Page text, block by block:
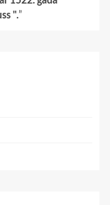
".”